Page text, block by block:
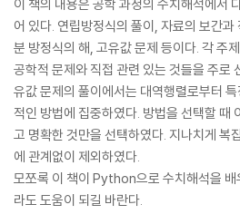
10.4 적응 Runge-Kutta법
10.5 Bulirsch-Stoer법
CHAPTER 11 경계값 문제
11.1 경계값 문제
11.2 사격법
11.3 유한차분법
CHAPTER 12 최적화
12.1 최적화
이 책의 내용은 공학 과정의 수치해석에서
어 있다. 연립방정식의 풀이, 자료의 보간과
분 방정식의 해, 고유값 문제 등이다. 각 주
공학적 문제와 직접 관련 있는 것들을 주로
유값 문제의 풀이에서는 대역행렬로부터
적인 방법에 집중하였다. 방법을 선택할 때
고 명확한 것만을 선택하였다. 지나치게 복
에 관계없이 제외하였다.
모쪼록 이 책이 Python으로 수치해석을 배
라도 도움이 되길 바란다.